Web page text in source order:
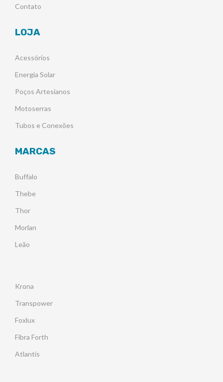
Contato
LOJA
Acessórios
Energia Solar
Poços Artesianos
Motoserras
Tubos e Conexões
MARCAS
Buffalo
Thebe
Thor
Morlan
Leão
Krona
Transpower
Foxlux
Fibra Forth
Atlantis